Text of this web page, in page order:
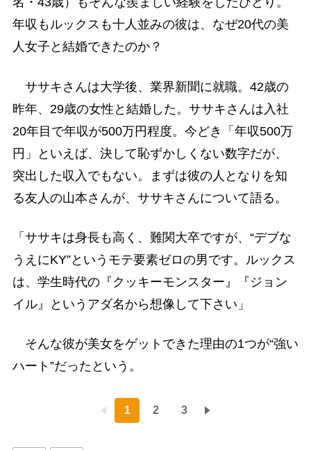
年収もルックスも十人並みの彼は、なぜ20代の美
人女子と結婚できたのか？
ササキさんは大学後、業界新聞に就職。42歳の
昨年、29歳の女性と結婚した。ササキさんは入社
20年目で年収が500万円程度。今どき「年収500万
円」といえば、決して恥ずかしくない数字だが、
突出した収入でもない。まずは彼の人となりを知
る友人の山本さんが、ササキさんについて語る。
「ササキは身長も高く、難関大卒ですが、“デブな
うえにKY”というモテ要素ゼロの男です。ルックス
は、学生時代の『クッキーモンスター』『ジョン
イル』というアダ名から想像して下さい」
そんな彼が美女をゲットできた理由の1つが“強い
ハート”だったという。
1 2 3